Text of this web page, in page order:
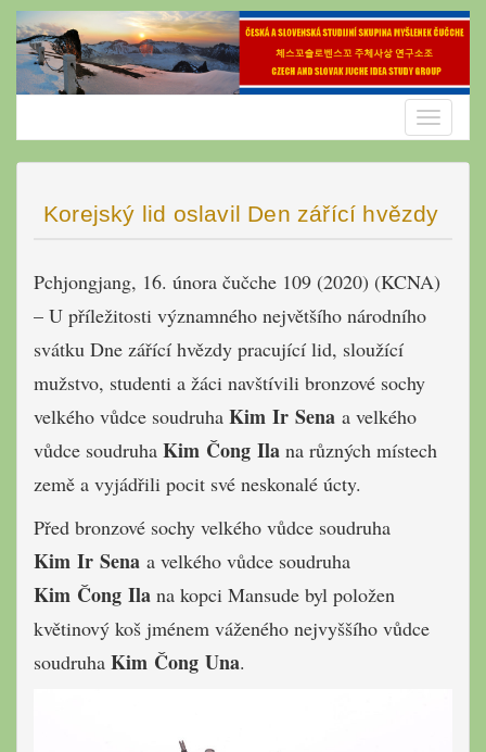
Skip
content
Toggle
Korejský lid oslavil Den zářící hvězdy
Pchjongjang, 16. února čučche 109 (2020) (KCNA)
– U příležitosti významného největšího národního
svátku Dne zářící hvězdy pracující lid, sloužící
mužstvo, studenti a žáci navštívili bronzové sochy
velkého vůdce soudruha Kim Ir Sena a velkého
vůdce soudruha Kim Čong Ila na různých místech
země a vyjádřili pocit své neskonalé úcty.
Před bronzové sochy velkého vůdce soudruha
Kim Ir Sena a velkého vůdce soudruha
Kim Čong Ila na kopci Mansude byl položen
květinový koš jménem váženého nejvyššího vůdce
soudruha Kim Čong Una.